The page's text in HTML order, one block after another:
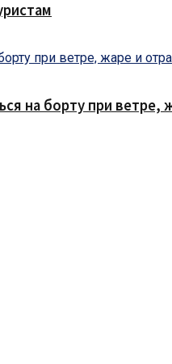
на борту при